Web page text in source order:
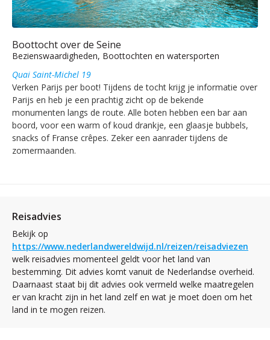
Boottocht over de Seine
Bezienswaardigheden, Boottochten en watersporten
Quai Saint-Michel 19
Verken Parijs per boot! Tijdens de tocht krijg je informatie over
Parijs en heb je een prachtig zicht op de bekende
monumenten langs de route. Alle boten hebben een bar aan
boord, voor een warm of koud drankje, een glaasje bubbels,
snacks of Franse crêpes. Zeker een aanrader tijdens de
zomermaanden.
Reisadvies
Bekijk op
https://www.nederlandwereldwijd.nl/reizen/reisadviezen
welk reisadvies momenteel geldt voor het land van
bestemming. Dit advies komt vanuit de Nederlandse overheid.
Daarnaast staat bij dit advies ook vermeld welke maatregelen
er van kracht zijn in het land zelf en wat je moet doen om het
land in te mogen reizen.